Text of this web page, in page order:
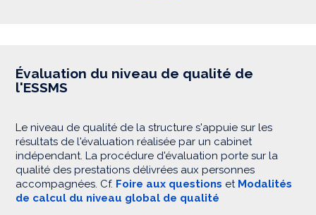
Évaluation du niveau de qualité de
l'ESSMS
Le niveau de qualité de la structure s'appuie sur les
résultats de l'évaluation réalisée par un cabinet
indépendant. La procédure d'évaluation porte sur la
qualité des prestations délivrées aux personnes
accompagnées. Cf. Foire aux questions et Modalités
de calcul du niveau global de qualité